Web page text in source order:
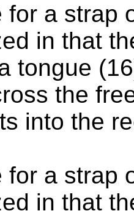
for a strap
in that
tongue
the
into the
for a strap
in that